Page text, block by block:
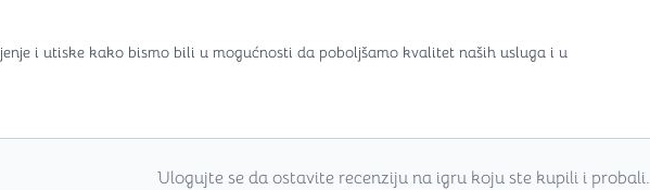
i utiske kako bismo bili u mogućnosti da poboljšamo kvalitet naših usluga i u
Ulogujte se da ostavite recenziju na igru koju ste kupili i probali.